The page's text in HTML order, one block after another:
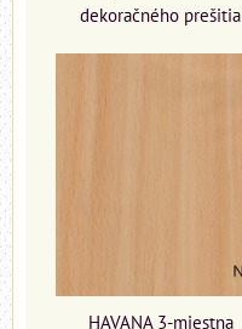
dekoračného prešitia
HAVANA 3-miestna